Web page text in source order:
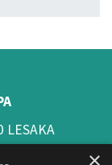
LESAKA